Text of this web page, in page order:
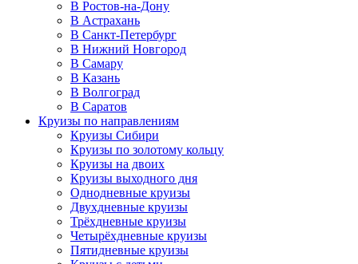
В Ростов-на-Дону
В Астрахань
В Санкт-Петербург
В Нижний Новгород
В Самару
В Казань
В Волгоград
В Саратов
Круизы по направлениям
Круизы Сибири
Круизы по золотому кольцу
Круизы на двоих
Круизы выходного дня
Однодневные круизы
Двухдневные круизы
Трёхдневные круизы
Четырёхдневные круизы
Пятидневные круизы